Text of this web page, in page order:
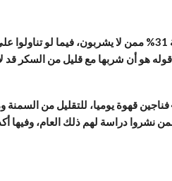
وسبق في 2019 أن أوصت “هيئة الخدمات الصحية الوطنية” في